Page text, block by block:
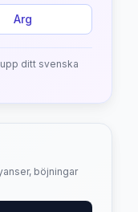
Arg
ditt svenska
böjningar